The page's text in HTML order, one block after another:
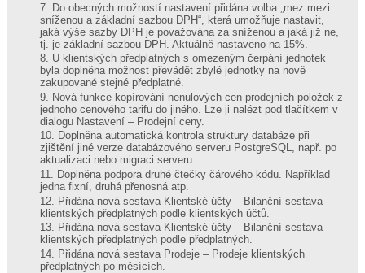
PodporaDo obecných možností nastavení přidána volba „mez mezi
sníženou a základní sazbou DPH“, která umožňuje nastavit,
jaká výše sazby DPH je považována za sníženou a jaká již ne,
tj. je základní sazbou DPH. Aktuálně nastaveno na 15%.
U klientských předplatných s omezeným čerpání jednotek
byla doplněna možnost převádět zbylé jednotky na nově
zakupované stejné předplatné.
Nová funkce kopírování nenulových cen prodejních položek z
jednoho cenového tarifu do jiného. Lze ji nalézt pod tlačítkem v
dialogu Nastavení – Prodejní ceny.
Doplněna automatická kontrola struktury databáze při
zjištění jiné verze databázového serveru PostgreSQL, např. po
aktualizaci nebo migraci serveru.
Doplněna podpora druhé čtečky čárového kódu. Například
jedna fixní, druhá přenosná atp.
Přidána nová sestava Klientské účty – Bilanční sestava
klientských předplatných podle klientských účtů.
Přidána nová sestava Klientské účty – Bilanční sestava
klientských předplatných podle předplatných.
Přidána nová sestava Prodeje – Prodeje klientských
předplatných po měsících.